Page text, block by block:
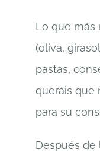
Lo que más
(oliva,
pastas,
queráis que
para su
Después de